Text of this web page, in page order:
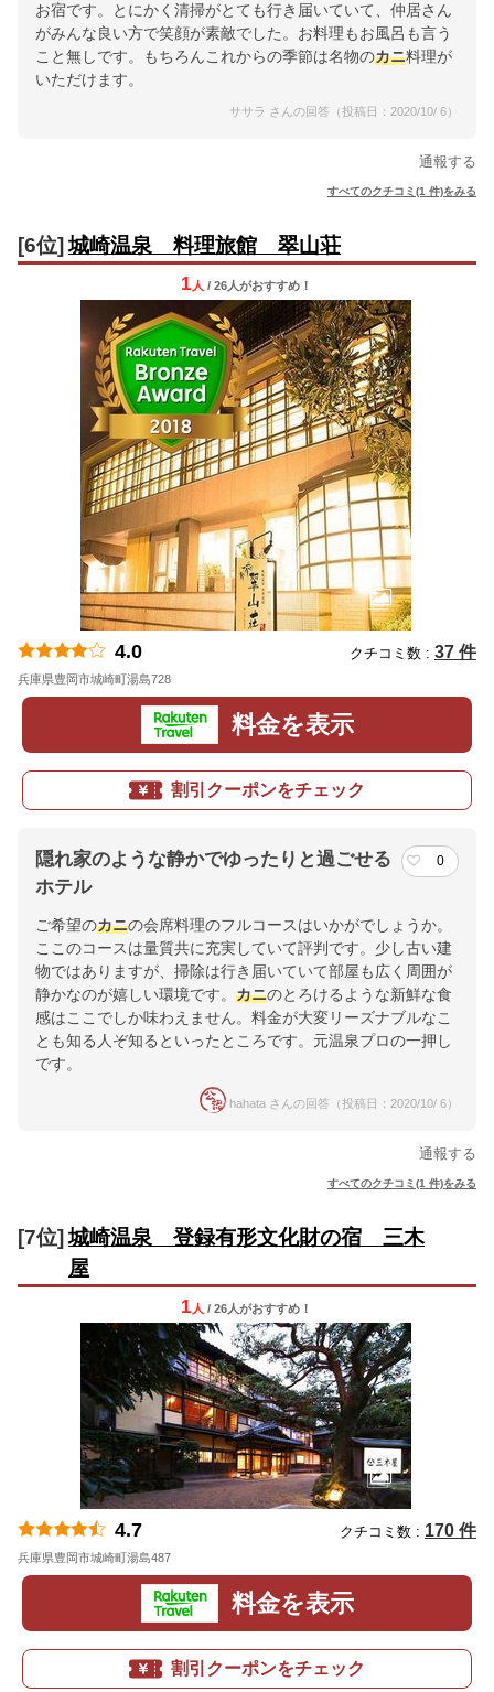
お宿です。とにかく清掃がとても行き届いていて、仲居さん
がみんな良い方で笑顔が素敵でした。お料理もお風呂も言う
こと無しです。もちろんこれからの季節は名物のカニ料理が
いただけます。
ササラ さんの回答（投稿日：2020/10/ 6）
通報する
すべてのクチコミ(1 件)をみる
[6位] 城崎温泉 料理旅館 翠山荘
1 人 / 26人がおすすめ！
4.0 クチコミ数 : 37 件
兵庫県豊岡市城崎町湯島728
料金を表示
割引クーポンをチェック
隠れ家のような静かでゆったりと過ごせる
ホテル
0
ご希望のカニの会席料理のフルコースはいかがでしょうか。
ここのコースは量質共に充実していて評判です。少し古い建
物ではありますが、掃除は行き届いていて部屋も広く周囲が
静かなのが嬉しい環境です。 カニのとろけるような新鮮な食
感はここでしか味わえません。料金が大変リーズナブルなこ
とも知る人ぞ知るといったところです。元温泉プロの一押し
です。
hahata さんの回答（投稿日：2020/10/ 6）
通報する
すべてのクチコミ(1 件)をみる
[7位] 城崎温泉 登録有形文化財の宿 三木
屋
1 人 / 26人がおすすめ！
4.7 クチコミ数 : 170 件
兵庫県豊岡市城崎町湯島487
料金を表示
割引クーポンをチェック